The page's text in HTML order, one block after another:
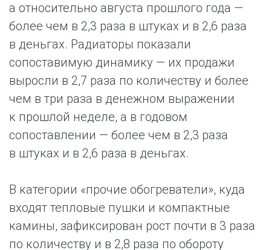
а относительно августа прошлого года —
более чем в 2,3 раза в штуках и в 2,6 раза
в деньгах. Радиаторы показали
сопоставимую динамику — их продажи
выросли в 2,7 раза по количеству и более
чем в три раза в денежном выражении
к прошлой неделе, а в годовом
сопоставлении — более чем в 2,3 раза
в штуках и в 2,6 раза в деньгах.
В категории «прочие обогреватели», куда
входят тепловые пушки и компактные
камины, зафиксирован рост почти в 3 раза
по количеству и в 2,8 раза по обороту